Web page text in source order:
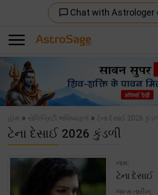
chat_bubble_outline Chat with Astrologer
Previous
હોમ » સેલિબ્રિટી ભવિષ્યફળ » ટેના દેસાઈ 2026 કુંડળી
ટેના દેસાઈ 2026 કુંડળી
નામ:
ટેના દેસાઈ
જન્મ તારીખ: